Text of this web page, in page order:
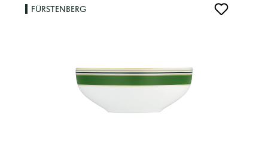
FÜRSTENBERG